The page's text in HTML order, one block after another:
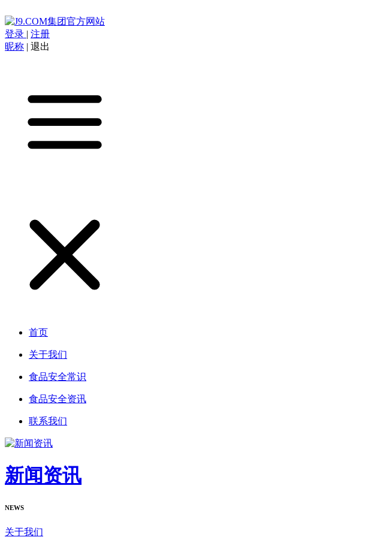
登录 | 注册
昵称 | 退出
首页
关于我们
食品安全常识
食品安全资讯
联系我们
新闻资讯
NEWS
关于我们